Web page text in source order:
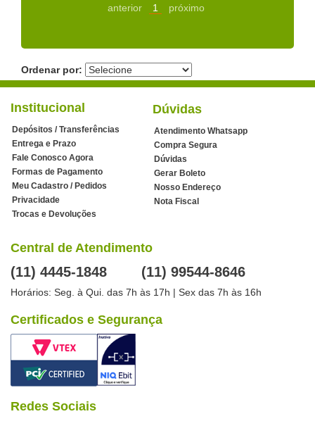
anterior 1 próximo
Ordenar por:
Institucional
Depósitos / Transferências
Entrega e Prazo
Fale Conosco Agora
Formas de Pagamento
Meu Cadastro / Pedidos
Privacidade
Trocas e Devoluções
Dúvidas
Atendimento Whatsapp
Compra Segura
Dúvidas
Gerar Boleto
Nosso Endereço
Nota Fiscal
Central de Atendimento
(11) 4445-1848 (11) 99544-8646
Horários: Seg. à Qui. das 7h às 17h | Sex das 7h às 16h
Certificados e Segurança
Redes Sociais